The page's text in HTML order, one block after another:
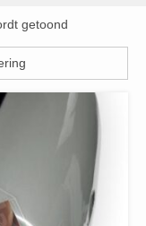
getoond